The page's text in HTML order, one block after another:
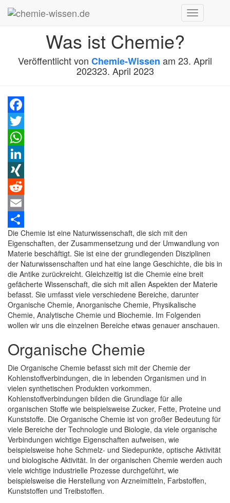
Navigation
Was ist Chemie?
Veröffentlicht von Chemie-Wissen am 23. April
202323. April 2023
Facebook
Twitter
WhatsApp
LinkedIn
XING
Reddit
Email
Teilen
Die Chemie ist eine Naturwissenschaft, die sich mit den
Eigenschaften, der Zusammensetzung und der Umwandlung von
Materie beschäftigt. Sie ist eine der grundlegenden Disziplinen
der Naturwissenschaften und hat eine lange Geschichte, die bis in
die Antike zurückreicht. Gleichzeitig ist die Chemie eine breit
gefächerte Wissenschaft, die sich mit allen Aspekten der Materie
befasst. Sie umfasst viele verschiedene Bereiche, darunter
Organische Chemie, Anorganische Chemie, Physikalische
Chemie, Analytische Chemie und Biochemie. Im Folgenden
wollen wir uns die einzelnen Bereiche etwas genauer anschauen.
Organische Chemie
Die Organische Chemie befasst sich mit der Chemie der
Kohlenstoffverbindungen, die in lebenden Organismen und in
vielen synthetischen Produkten vorkommen.
Kohlenstoffverbindungen bilden die Grundlage für alle
organischen Stoffe wie beispielsweise Zucker, Fette, Proteine und
Kunststoffe. Die Organische Chemie ist von großer Bedeutung für
viele Bereiche der Technologie und Biologie, da viele organische
Verbindungen wichtige Eigenschaften aufweisen, wie
beispielsweise hohe Schmelz- und Siedepunkte, optische Aktivität
und biologische Aktivität. In der organischen Chemie werden auch
viele wichtige industrielle Prozesse durchgeführt, wie
beispielsweise die Herstellung von Arzneimitteln, Farbstoffen,
Kunststoffen und Treibstoffen.